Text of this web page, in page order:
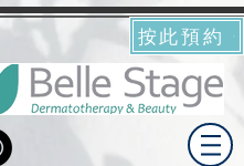
按此預約